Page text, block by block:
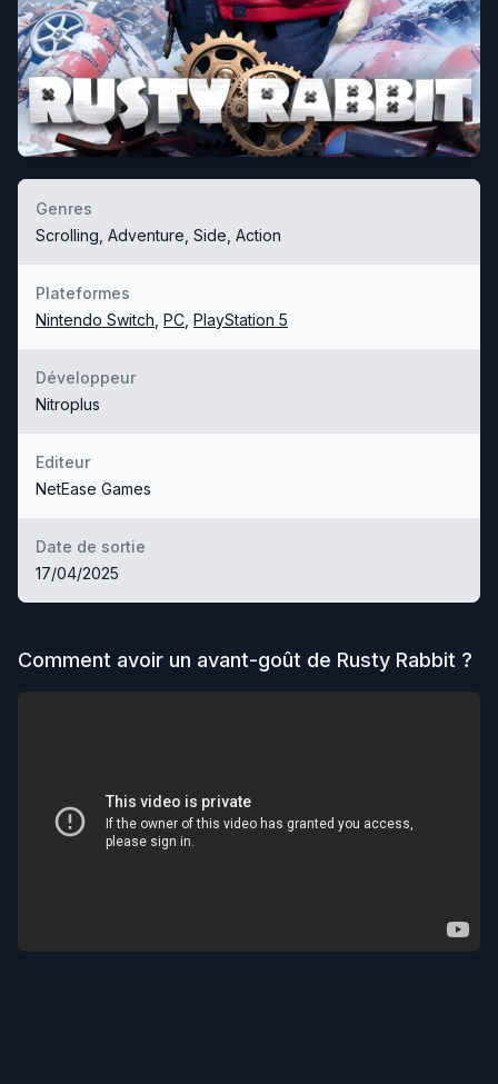
Genres
Scrolling, Adventure, Side, Action
Plateformes
Nintendo Switch PC PlayStation 5
Développeur
Nitroplus
Editeur
NetEase Games
Date de sortie
17/04/2025
Comment avoir un avant-goût de Rusty Rabbit ?